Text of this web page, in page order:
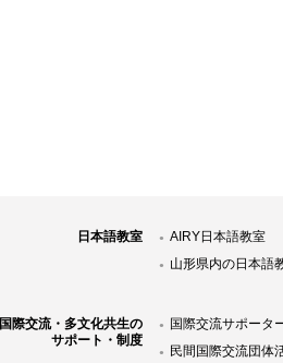
日本語教室
AIRY日本語教室
山形県内の日本語
国際交流・多文化共生の
サポート・制度
国際交流サポータ
民間国際交流団体